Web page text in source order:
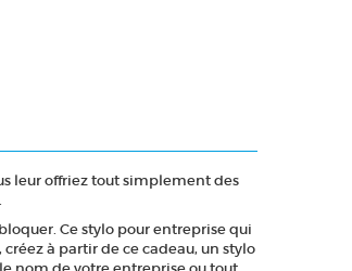
leur offriez tout simplement des
Ce stylo pour entreprise qui
à partir de ce cadeau, un stylo